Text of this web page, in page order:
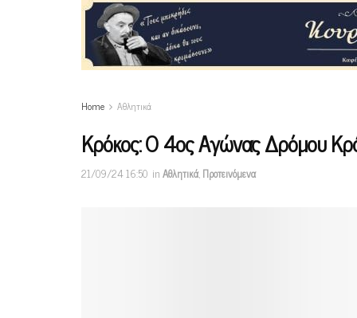
Home Αθλητικά
Κρόκος: Ο 4ος Αγώνας Δρόμου
21/09/24 16:50 inΑθλητικά,Προτεινόμενα